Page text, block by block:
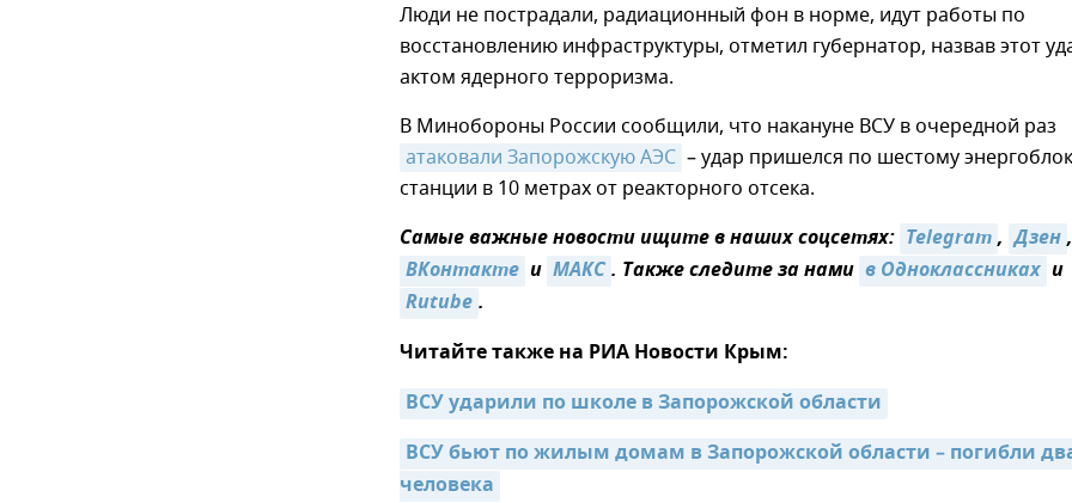
Люди не пострадали, радиационный фон в норме, идут работы по
восстановлению инфраструктуры, отметил губернатор, назвав этот
актом ядерного терроризма.
В Минобороны России сообщили, что накануне ВСУ в очередной раз
атаковали Запорожскую АЭС – удар пришелся по шестому
станции в 10 метрах от реакторного отсека.
Самые важные новости ищите в наших соцсетях: Telegram, Дзен,
ВКонтакте и МАКС. Также следите за нами в Одноклассниках и
Rutube.
Читайте также на РИА Новости Крым:
ВСУ ударили по школе в Запорожской области
ВСУ бьют по жилым домам в Запорожской области – погибли
человека